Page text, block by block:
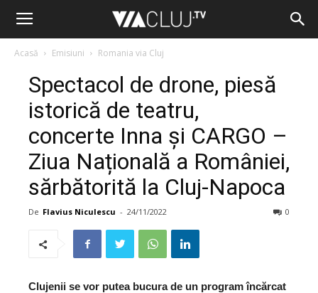
Acasă Emisiuni Romania via Cluj
Spectacol de drone, piesă
istorică de teatru,
concerte Inna și CARGO –
Ziua Națională a României,
sărbătorită la Cluj-Napoca
De Flavius Niculescu - 24/11/2022 0
Clujenii se vor putea bucura de un program încărcat